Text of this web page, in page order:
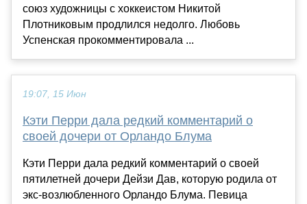
союз художницы с хоккеистом Никитой
Плотниковым продлился недолго. Любовь
Успенская прокомментировала ...
19:07, 15 Июн
Кэти Перри дала редкий комментарий о
своей дочери от Орландо Блума
Кэти Перри дала редкий комментарий о своей
пятилетней дочери Дейзи Дав, которую родила от
экс-возлюбленного Орландо Блума. Певица